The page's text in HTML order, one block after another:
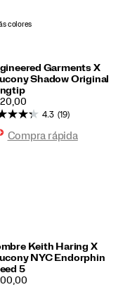
de deseos
colores
Garments X
Shadow Original
4.3 (19)
Compra rápida
Keith Haring X
NYC Endorphin
5